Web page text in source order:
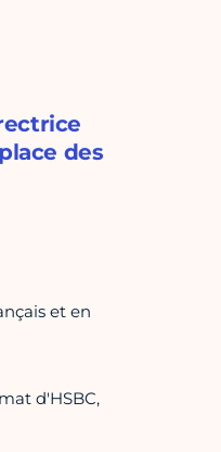
des
et en
d'HSBC,